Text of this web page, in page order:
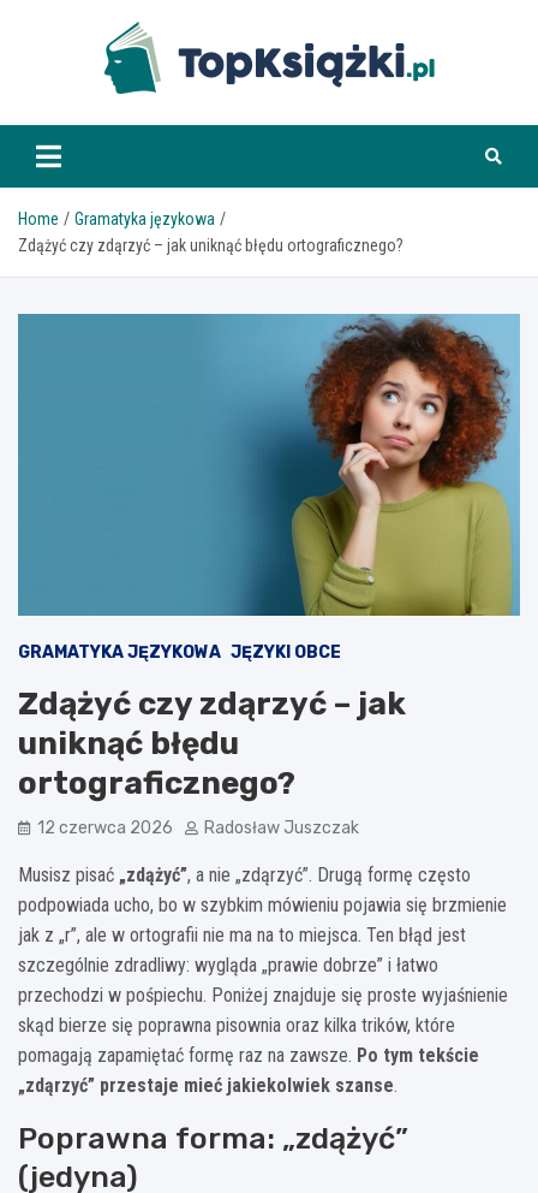
www.topksiazki.pl
Home
Gramatyka językowa
Zdążyć czy zdąrzyć – jak uniknąć błędu ortograficznego?
GRAMATYKA JĘZYKOWA JĘZYKI OBCE
Zdążyć czy zdąrzyć – jak
uniknąć błędu
ortograficznego?
12 czerwca 2026 Radosław Juszczak
Musisz pisać „zdążyć”, a nie „zdąrzyć”. Drugą formę często
podpowiada ucho, bo w szybkim mówieniu pojawia się brzmienie
jak z „r”, ale w ortografii nie ma na to miejsca. Ten błąd jest
szczególnie zdradliwy: wygląda „prawie dobrze” i łatwo
przechodzi w pośpiechu. Poniżej znajduje się proste wyjaśnienie
skąd bierze się poprawna pisownia oraz kilka trików, które
pomagają zapamiętać formę raz na zawsze. Po tym tekście
„zdąrzyć” przestaje mieć jakiekolwiek szanse.
Poprawna forma: „zdążyć”
(jedyna)